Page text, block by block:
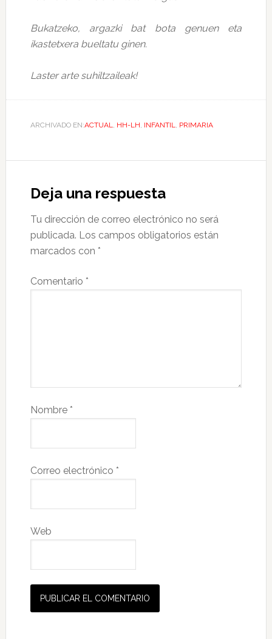
Bukatzeko, argazki bat bota genuen eta
ikastetxera bueltatu ginen.
Laster arte suhiltzaileak!
ARCHIVADO EN:ACTUAL, HH-LH, INFANTIL, PRIMARIA
Deja una respuesta
Tu dirección de correo electrónico no será
publicada. Los campos obligatorios están
marcados con *
Comentario *
Nombre *
Correo electrónico *
Web